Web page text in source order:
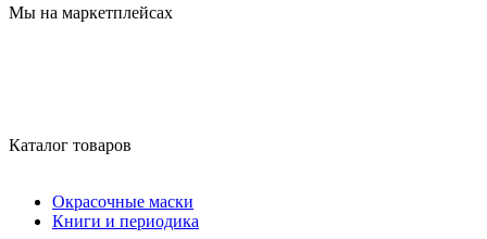
Мы на маркетплейсах
Каталог товаров
Окрасочные маски
Книги и периодика